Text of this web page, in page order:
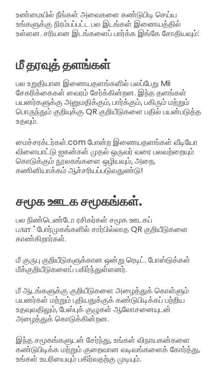
உண்மையில் நீங்கள் அவைகளை கண்டுபிடி செய்ய
உங்களுக்கு நிரம்பப்பட்ட பல இடங்கள் இணையத்தில்
உள்ளன. சரியான இடங்களைப் பார்க்க இங்கே சோதியவும்:
மீ தரவுத் தளங்கள்
பல உறுதியான இணையதளங்களில் பலப்பேறு Mii
சேகரிக்கைகள் வைரம் சேர்க்கின்றன. இந்த தளங்கள்
பயனர்களுக்கு அனுமதிக்கும், பார்க்கும், பகிரும் மற்றும்
பொருந்தும் குறியுக்கு QR குறியீடுகளை பதில் பயன்படுத்த
உதவும்.
மைச்சரக்டர்கள்.com போன்ற இணையதளங்கள் வீடியோ
விளையாட்டு ஐகன்கள் முதல் ஒருவர் வரை பலவற்றையும்
கொடுக்கும் நூலகங்களை ஒழியவும், அறை,
கணினியாக்கம் ஆச்சரியப்படுவதுண்டு!
சமூக ஊடக சமூகங்கள்.
பல நிண்டெண்டோ ரசிகர்கள் சமூக ஊடகப்
பлат்போர்முகங்களில் சார்பில்லாத QR குறியீடுகளை
காண்கிறார்கள்.
மீ குருபு குறியீடுகளுக்கான ஒன்று ரெடிட். போஸ்டுக்கள்
மீக்குறியீடுகளைப் பகிர்ந்துள்ளனர்.
மீ ஆடங்களுக்கு குறியீடுகளை அழைத்துக் கொள்ளும்
பயனர்கள் மற்றும் புதியதுக்குக் கண்டுபிடிக்கப் பற்றிய
உதவுவதிலும், பேஸ்புக் குழுகள் ஆலோசனையுடன்
அழைத்துக் கொடுக்கின்றன.
இந்த சமூகங்களுடன் சேர்ந்து, உங்கள் விநாயகன்களை
கண்டுபிடிக்க மற்றும் குறைவான வடிவங்களைக் கோர்த்து,
உங்கள் உயரியையும் பகிர்வதற்கு முடியும்.